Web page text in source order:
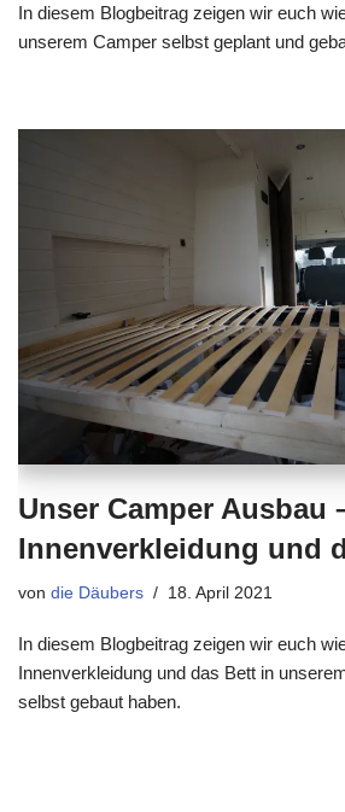
In diesem Blogbeitrag zeigen wir euch
unserem Camper selbst geplant und
Unser Camper Ausbau
Innenverkleidung und
von die Däubers 18. April 2021
In diesem Blogbeitrag zeigen wir euch
Innenverkleidung und das Bett in
selbst gebaut haben.